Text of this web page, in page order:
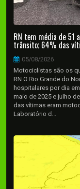
RN tem média de 51
trânsito; 64% das
05/08/2026
Motociclistas são os
RN O Rio Grande do
hospitalares por dia
maio de 2025 e julho
das vítimas eram
Laboratório d...